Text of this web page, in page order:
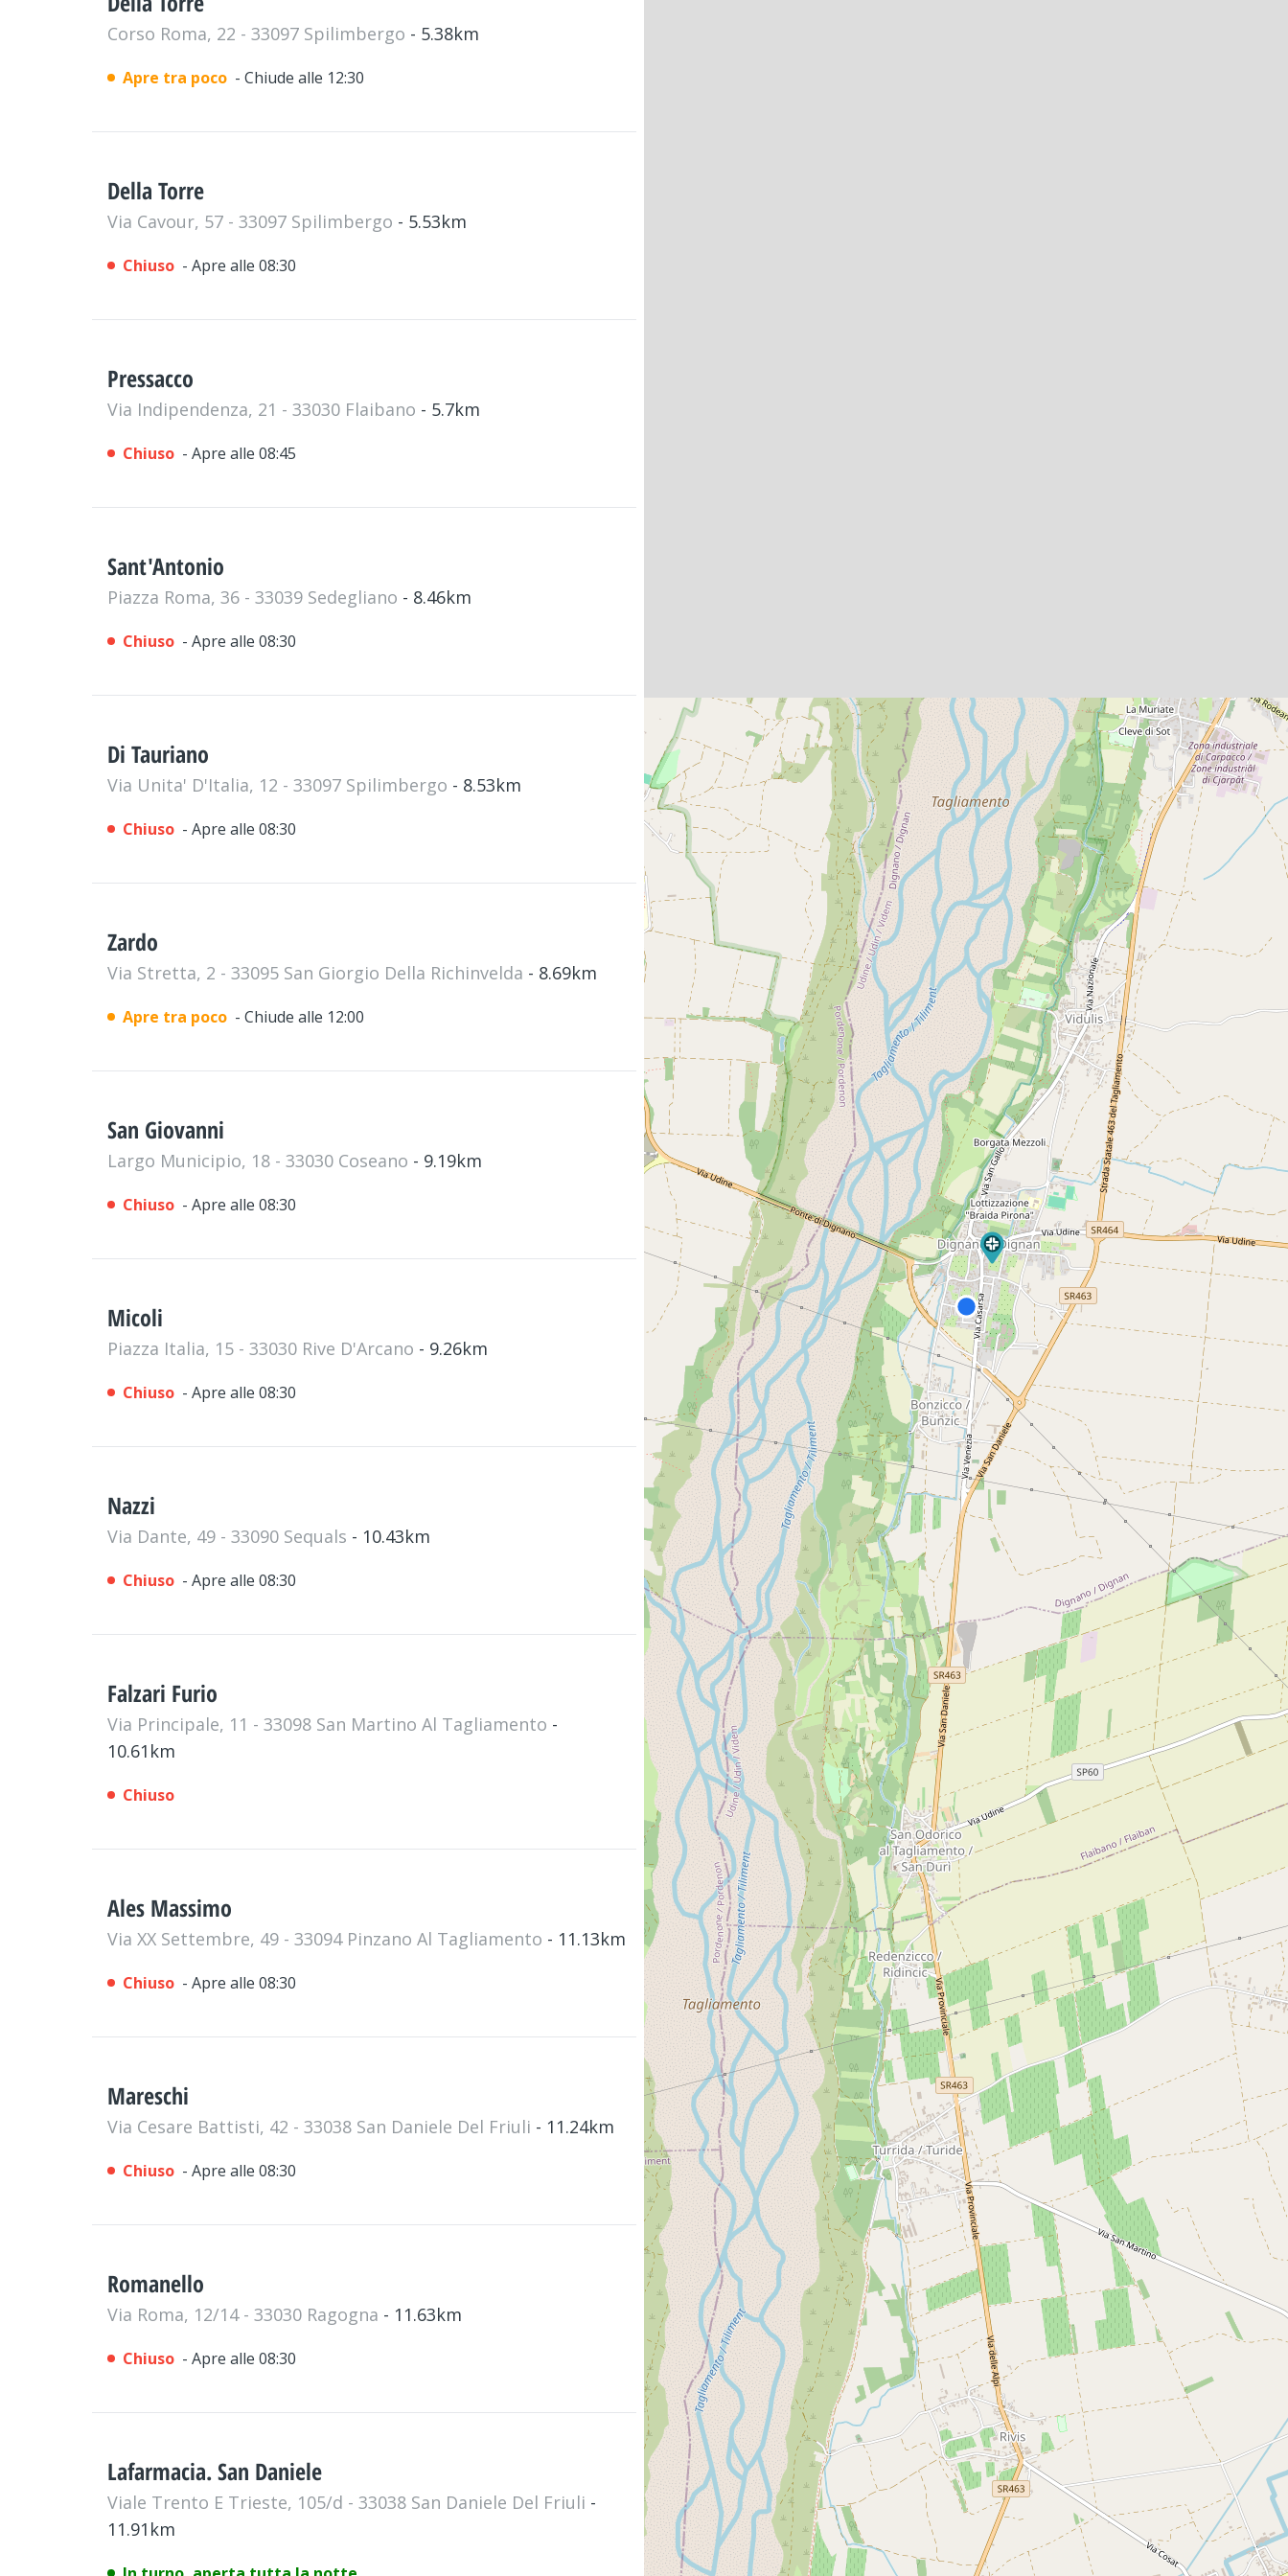
Corso Roma, 22 - 33097 Spilimbergo - 5.38km
Apre tra poco - Chiude alle 12:30
Della Torre
Via Cavour, 57 - 33097 Spilimbergo - 5.53km
Chiuso - Apre alle 08:30
Pressacco
Via Indipendenza, 21 - 33030 Flaibano - 5.7km
Chiuso - Apre alle 08:45
Sant'Antonio
Piazza Roma, 36 - 33039 Sedegliano - 8.46km
Chiuso - Apre alle 08:30
Di Tauriano
Via Unita' D'Italia, 12 - 33097 Spilimbergo - 8.53km
Chiuso - Apre alle 08:30
Zardo
Via Stretta, 2 - 33095 San Giorgio Della Richinvelda - 8.69km
Apre tra poco - Chiude alle 12:00
San Giovanni
Largo Municipio, 18 - 33030 Coseano - 9.19km
Chiuso - Apre alle 08:30
Micoli
Piazza Italia, 15 - 33030 Rive D'Arcano - 9.26km
Chiuso - Apre alle 08:30
Nazzi
Via Dante, 49 - 33090 Sequals - 10.43km
Chiuso - Apre alle 08:30
Falzari Furio
Via Principale, 11 - 33098 San Martino Al Tagliamento -
10.61km
Chiuso
Ales Massimo
Via XX Settembre, 49 - 33094 Pinzano Al Tagliamento - 11.13km
Chiuso - Apre alle 08:30
Mareschi
Via Cesare Battisti, 42 - 33038 San Daniele Del Friuli - 11.24km
Chiuso - Apre alle 08:30
Romanello
Via Roma, 12/14 - 33030 Ragogna - 11.63km
Chiuso - Apre alle 08:30
Lafarmacia. San Daniele
Viale Trento E Trieste, 105/d - 33038 San Daniele Del Friuli -
11.91km